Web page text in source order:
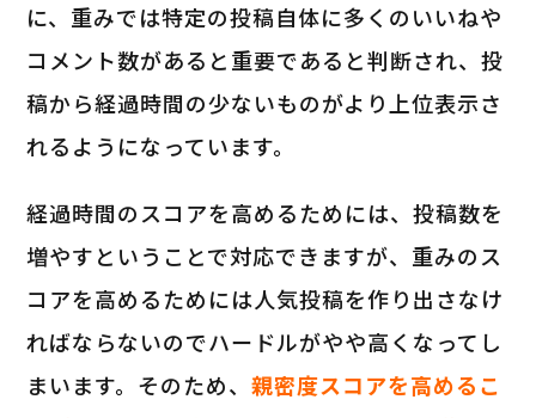
に、重みでは特定の投稿自体に多くのいいねや
コメント数があると重要であると判断され、投
稿から経過時間の少ないものがより上位表示さ
れるようになっています。
経過時間のスコアを高めるためには、投稿数を
増やすということで対応できますが、重みのス
コアを高めるためには人気投稿を作り出さなけ
ればならないのでハードルがやや高くなってし
まいます。そのため、親密度スコアを高めるこ